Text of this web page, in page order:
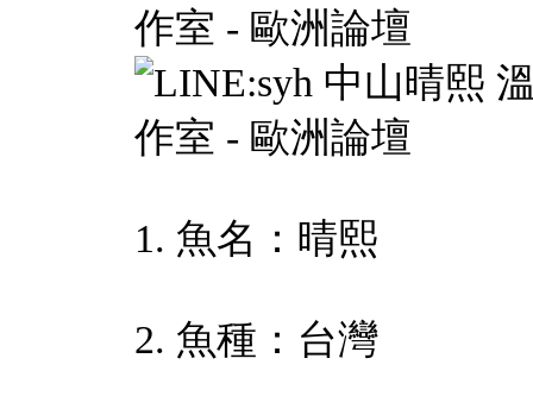
1. 魚名：晴熙
2. 魚種：台灣